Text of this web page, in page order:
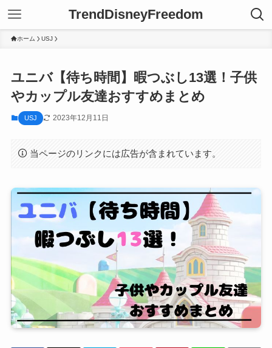
TrendDisneyFreedom
ホーム USJ
ユニバ【待ち時間】暇つぶし13選！子供
やカップル友達おすすめまとめ
USJ 2023年12月11日
当ページのリンクには広告が含まれています。